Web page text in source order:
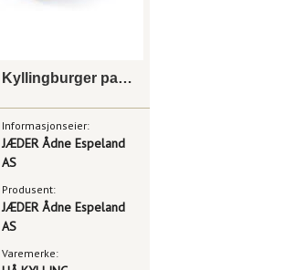
Kyllingburger panert 132g
Informasjonseier:
JÆDER Ådne Espeland
AS
Produsent:
JÆDER Ådne Espeland
AS
Varemerke: